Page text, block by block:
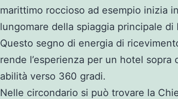
marittimo roccioso ad esempio inizia
lungomare della spiaggia principale di
Questo segno di energia di
rende l’esperienza per un hotel sopra
abilità verso 360 gradi.
Nelle circondario si può trovare la